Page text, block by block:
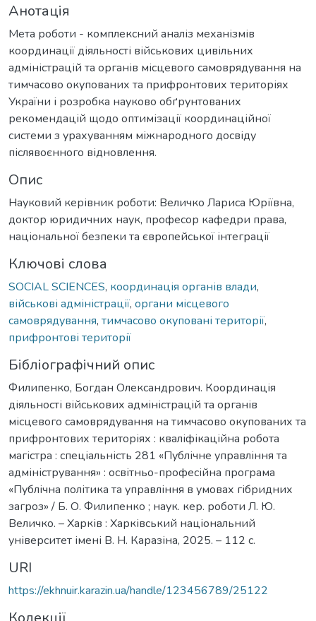
Анотація
Мета роботи - комплексний аналіз механізмів
координації діяльності військових цивільних
адміністрацій та органів місцевого самоврядування на
тимчасово окупованих та прифронтових територіях
України і розробка науково обґрунтованих
рекомендацій щодо оптимізації координаційної
системи з урахуванням міжнародного досвіду
післявоєнного відновлення.
Опис
Науковий керівник роботи: Величко Лариса Юріївна,
доктор юридичних наук, професор кафедри права,
національної безпеки та європейської інтеграції
Ключові слова
SOCIAL SCIENCES, координація органів влади,
військові адміністрації, органи місцевого
самоврядування, тимчасово окуповані території,
прифронтові території
Бібліографічний опис
Филипенко, Богдан Олександрович. Координація
діяльності військових адміністрацій та органів
місцевого самоврядування на тимчасово окупованих та
прифронтових територіях : кваліфікаційна робота
магістра : спеціальність 281 «Публічне управління та
адміністрування» : освітньо-професійна програма
«Публічна політика та управління в умовах гібридних
загроз» / Б. О. Филипенко ; наук. кер. роботи Л. Ю.
Величко. – Харків : Харківський національний
університет імені В. Н. Каразіна, 2025. – 112 с.
URI
https://ekhnuir.karazin.ua/handle/123456789/25122